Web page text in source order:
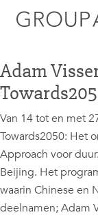
zoeken
Adam
Van 14 tot en met
Towards2050: Het
Approach voor
Beijing. Het
waarin Chinese en
deelnamen; Adam